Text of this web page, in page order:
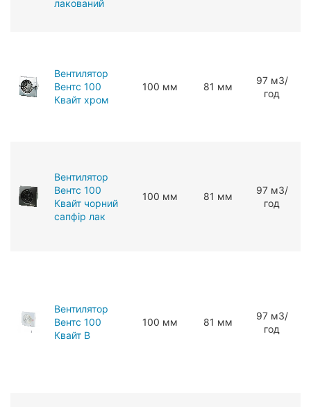
лакований
Вентилятор
Вентс 100
Квайт хром
100 мм 81 мм
97 мЗ/
год
Вентилятор
Вентс 100
Квайт чорний
сапфір лак
100 мм 81 мм
97 мЗ/
год
Вентилятор
Вентс 100
Квайт В
100 мм 81 мм
97 мЗ/
год